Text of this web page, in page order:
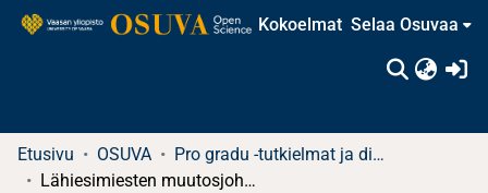
Kokoelmat Selaa Osuvaa
Etusivu OSUVA
Pro gradu -tutkielmat ja diplomityöt (rajattu saatavuus)
Lähiesimiesten muutosjohtajuustoiminnot yksityisen terveydenhuollon organisaatiossa